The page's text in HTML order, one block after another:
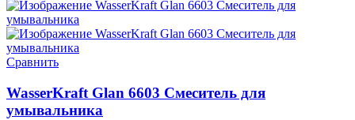
Сравнить
WasserKraft Glan 6603 Смеситель для
умывальника